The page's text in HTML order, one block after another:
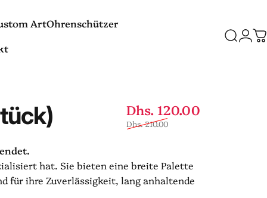
Art
Custom Art
Ohrenschützer
Suche
Dhs. 120.00Normaler
Dhs. 210.00
hat. Sie bieten eine breite Palette
für ihre Zuverlässigkeit, lang anhaltende